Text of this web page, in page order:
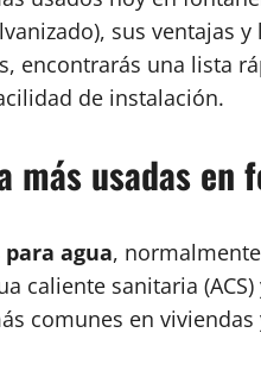
sus ventajas
encontrarás una lista
de instalación.
más usadas en
agua,
caliente sanitaria
comunes en